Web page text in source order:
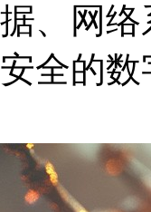
、网
安全的